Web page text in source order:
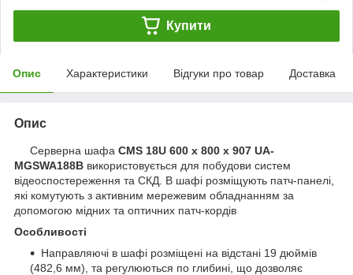
Купити
Опис Характеристики Відгуки про товар Доставка
Опис
Серверна шафа CMS 18U 600 х 800 х 907 UA-
MGSWA188B використовується для побудови систем
відеоспостереження та СКД. В шафі розміщують патч-панелі,
які комутують з активним мережевим обладнанням за
допомогою мідних та оптичних патч-кордів
Особливості
Направляючі в шафі розміщені на відстані 19 дюймів
(482,6 мм), та регулюються по глибині, що дозволяє